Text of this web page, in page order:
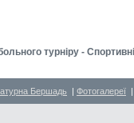
турніру -
Бершадь | Фотогалереї